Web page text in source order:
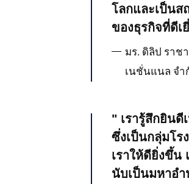
โลกและเป็นส
ของธุรกิจที่ดีเ
มร. ดิลิป ราช
เนชั่นแนล จำ
เรารู้สึกยินดี
ซึ่งเป็นกลุ่มโร
เราให้ดียิ่งขึ้น
นับเป็นมหาอำ